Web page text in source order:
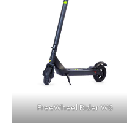
FreeWheel Rider W6